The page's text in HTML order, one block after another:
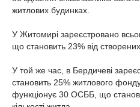
житлових будинках.
У Житомирі зареєстровано
що становить 23% від
У той же час, в Бердичеві
становить 25% житлового
функціонує 30 ОСББ, що